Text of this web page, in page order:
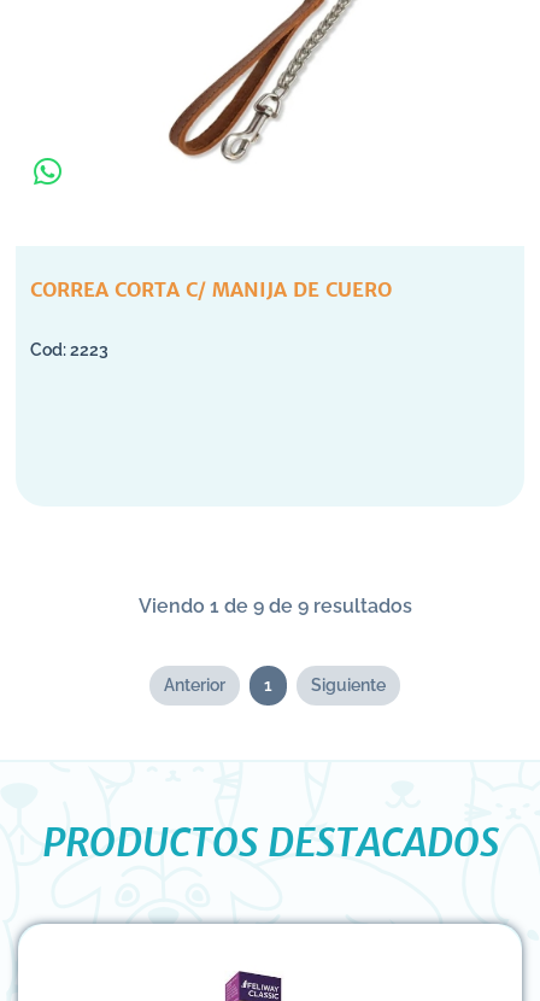
CORREA CORTA C/ MANIJA DE CUERO
2223
Viendo 1 de 9 de 9 resultados
Anterior 1 Siguiente
PRODUCTOS DESTACADOS